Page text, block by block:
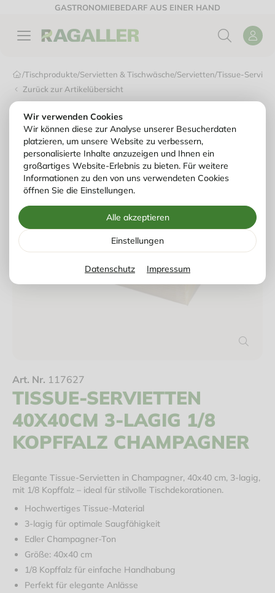
Wir verwenden Cookies
Wir können diese zur Analyse unserer Besucherdaten
platzieren, um unsere Website zu verbessern,
personalisierte Inhalte anzuzeigen und Ihnen ein
großartiges Website-Erlebnis zu bieten. Für weitere
Informationen zu den von uns verwendeten Cookies
öffnen Sie die Einstellungen.
Alle akzeptieren
Einstellungen
Datenschutz Impressum
GASTRONOMIEBEDARF AUS EINER HAND
/Tischprodukte/Servietten & Tischwäsche/Servietten/Tissue-
Zurück zur Artikelübersicht
Art. Nr. 117627
TISSUE-SERVIETTEN
40X40CM 3-LAGIG 1/8
KOPFFALZ CHAMPAGNER
Elegante Tissue-Servietten in Champagner, 40x40 cm, 3-lagig,
mit 1/8 Kopffalz – ideal für stilvolle Tischdekorationen.
Hochwertiges Tissue-Material
3-lagig für optimale Saugfähigkeit
Edler Champagner-Ton
Größe: 40x40 cm
1/8 Kopffalz für einfache Handhabung
Perfekt für elegante Anlässe